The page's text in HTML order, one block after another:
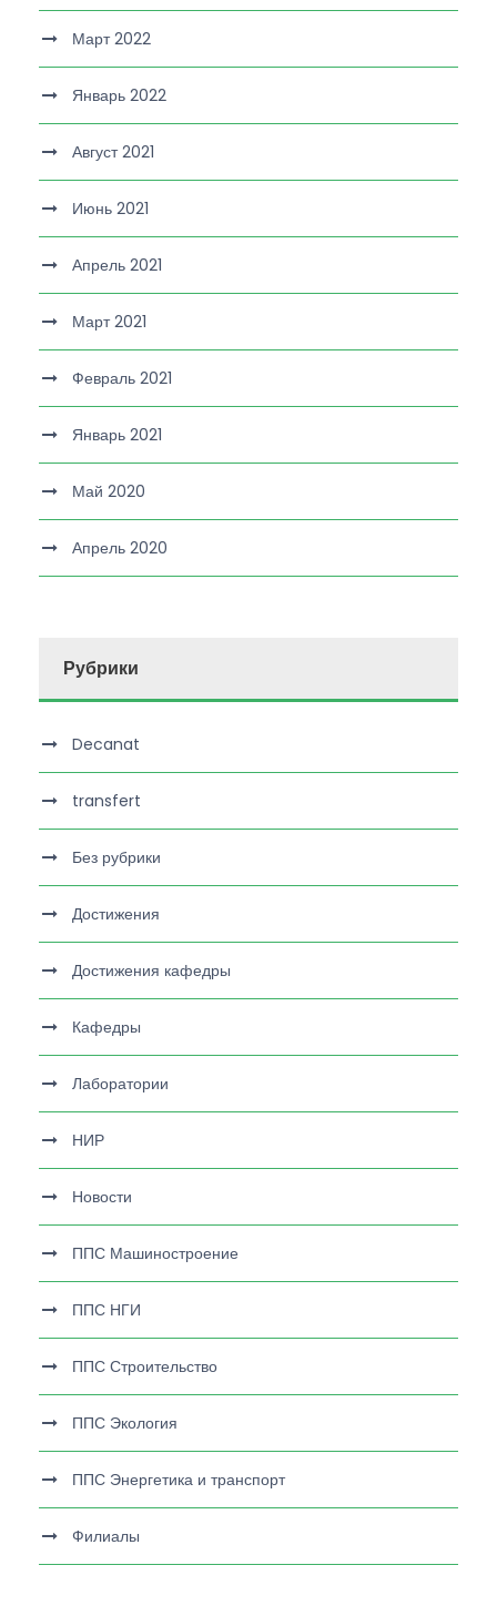
Март 2022
Январь 2022
Август 2021
Июнь 2021
Апрель 2021
Март 2021
Февраль 2021
Январь 2021
Май 2020
Апрель 2020
Рубрики
Decanat
transfert
Без рубрики
Достижения
Достижения кафедры
Кафедры
Лаборатории
НИР
Новости
ППС Машиностроение
ППС НГИ
ППС Строительство
ППС Экология
ППС Энергетика и транспорт
Филиалы